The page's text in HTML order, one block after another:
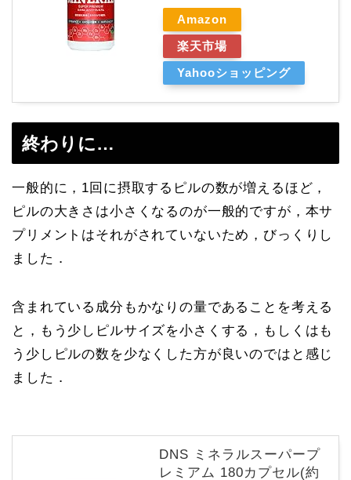
Amazon
楽天市場
Yahooショッピング
終わりに…
一般的に，1回に摂取するピルの数が増えるほど，
ピルの大きさは小さくなるのが一般的ですが，本サ
プリメントはそれがされていないため，びっくりし
ました．
含まれている成分もかなりの量であることを考える
と，もう少しピルサイズを小さくする，もしくはも
う少しピルの数を少なくした方が良いのではと感じ
ました．
DNS ミネラルスーパープ
レミアム 180カプセル(約